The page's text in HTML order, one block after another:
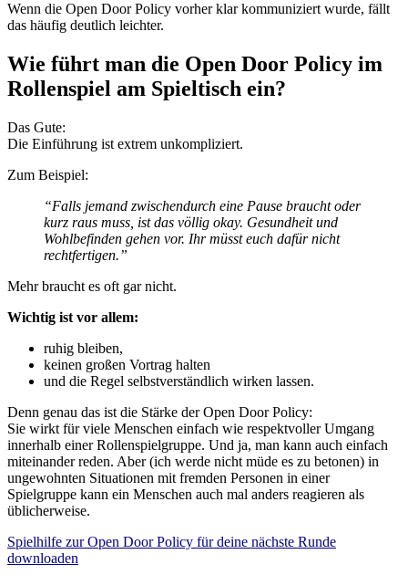
Wenn die Open Door Policy vorher klar kommuniziert wurde, fällt
das häufig deutlich leichter.
Wie führt man die Open Door Policy im
Rollenspiel am Spieltisch ein?
Das Gute:
Die Einführung ist extrem unkompliziert.
Zum Beispiel:
“Falls jemand zwischendurch eine Pause braucht oder
kurz raus muss, ist das völlig okay. Gesundheit und
Wohlbefinden gehen vor. Ihr müsst euch dafür nicht
rechtfertigen.”
Mehr braucht es oft gar nicht.
Wichtig ist vor allem:
ruhig bleiben,
keinen großen Vortrag halten
und die Regel selbstverständlich wirken lassen.
Denn genau das ist die Stärke der Open Door Policy:
Sie wirkt für viele Menschen einfach wie respektvoller Umgang
innerhalb einer Rollenspielgruppe. Und ja, man kann auch einfach
miteinander reden. Aber (ich werde nicht müde es zu betonen) in
ungewohnten Situationen mit fremden Personen in einer
Spielgruppe kann ein Menschen auch mal anders reagieren als
üblicherweise.
Spielhilfe zur Open Door Policy für deine nächste Runde
downloaden